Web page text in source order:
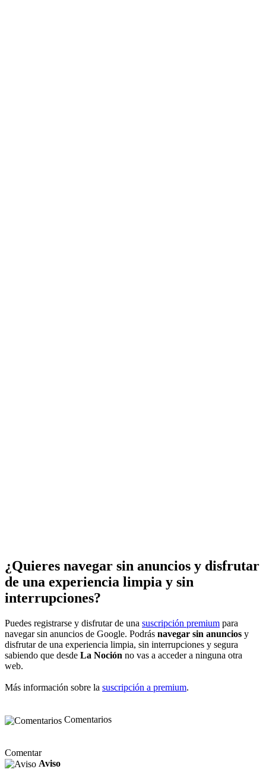
¿Quieres navegar sin anuncios y disfrutar
de una experiencia limpia y sin
interrupciones?
Puedes registrarse y disfrutar de una suscripción premium para
navegar sin anuncios de Google. Podrás navegar sin anuncios y
disfrutar de una experiencia limpia, sin interrupciones y segura
sabiendo que desde La Noción no vas a acceder a ninguna otra
web.
Más información sobre la suscripción a premium.
Comentarios
Comentar
Aviso